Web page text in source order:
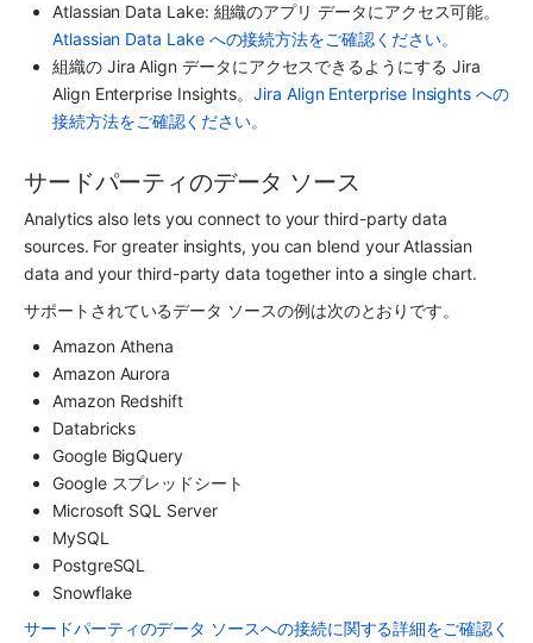
Atlassian Data Lake: 組織のアプリ データにアクセス可能。
Atlassian Data Lake への接続方法をご確認ください。
組織の Jira Align データにアクセスできるようにする Jira
Align Enterprise Insights。Jira Align Enterprise Insights への
接続方法をご確認ください。
サードパーティのデータ ソース
Analytics also lets you connect to your third-party data
sources. For greater insights, you can blend your Atlassian
data and your third-party data together into a single chart.
サポートされているデータ ソースの例は次のとおりです。
Amazon Athena
Amazon Aurora
Amazon Redshift
Databricks
Google BigQuery
Google スプレッドシート
Microsoft SQL Server
MySQL
PostgreSQL
Snowflake
サードパーティのデータ ソースへの接続に関する詳細をご確認く